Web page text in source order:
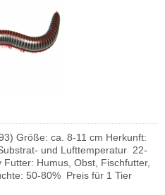
Größe: ca. 8-11 cm Herkunft:
und Lufttemperatur 22-
Humus, Obst, Fischfutter,
50-80% Preis für 1 Tier